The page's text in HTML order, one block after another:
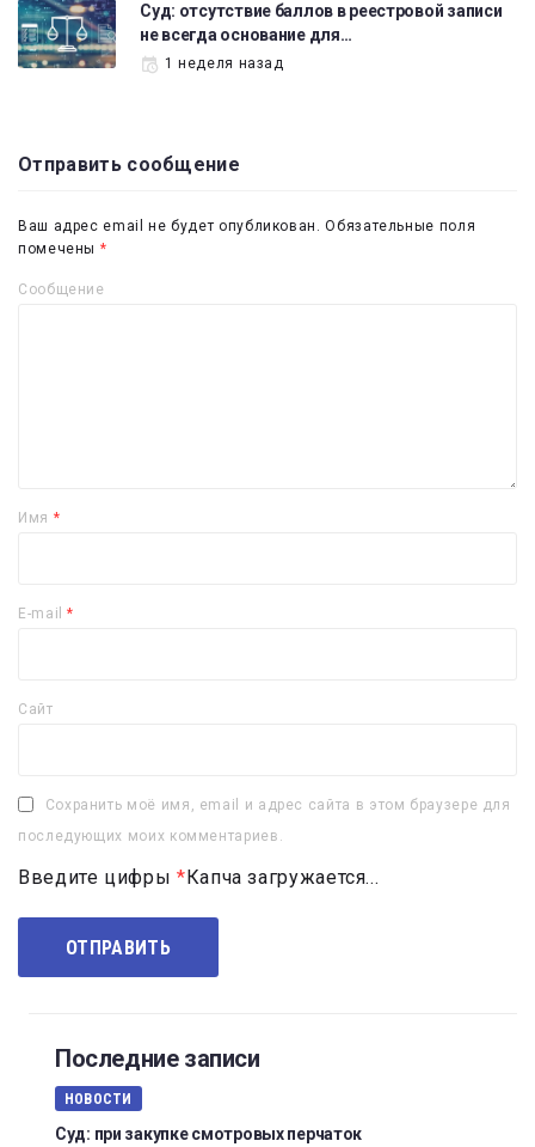
Суд: отсутствие баллов в реестровой записи
не всегда основание для…
1 неделя назад
Отправить сообщение
Ваш адрес email не будет опубликован. Обязательные поля
помечены *
Сообщение
Имя *
E-mail*
Сайт
Сохранить моё имя, email и адрес сайта в этом браузере для
последующих моих комментариев.
Введите цифры *Капча загружается...
Последние записи
НОВОСТИ
Суд: при закупке смотровых перчаток